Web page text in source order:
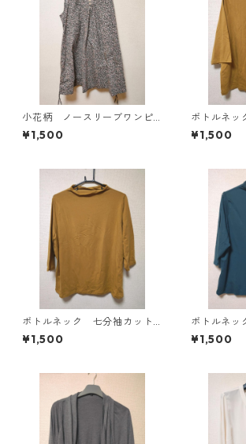
小花柄 ノースリーブワンピ
ース ４Ｌ ブラック KAE-
4819
¥1,500
ボトルネ
ソー ４Ｌ
E-4818
¥1,500
ボトルネック 七分袖カット
ソー ４Ｌ マスタード KA
E-4816
¥1,500
ボトルネ
ソー ４Ｌ
ン KAE-
¥1,500